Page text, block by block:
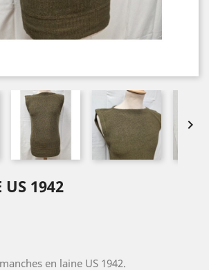

US 1942
en laine US 1942.